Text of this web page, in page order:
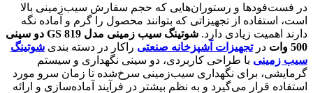
در فست‌فودها و رستوران‌هایی که حجم سفارش سیب‌زمینی بالا
است، استفاده از تجهیزاتی که بتوانند محصول را گرم و آماده نگه
دارند اهمیت زیادی دارد. شوتینگ سیب زمینی مدل GS 819 دو سینی
500 وات
درتجهیزات آشپزخانه صنعتی راکار در دسته بندی شوتینگ
سیب زمینی با طراحی کاربردی، دو سینی نگهداری و سیستم
گرمایشی، برای نگهداری سیب‌زمینی سرخ‌شده تا زمان سرو مورد
استفاده قرار می‌گیرد و به نظم بیشتر در فرآیند آماده‌سازی و ارائه